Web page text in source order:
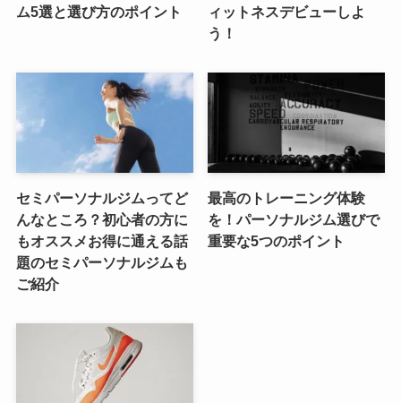
ム5選と選び方のポイント
ィットネスデビューしよ
う！
セミパーソナルジムってど
んなところ？初心者の方に
もオススメお得に通える話
題のセミパーソナルジムも
ご紹介
最高のトレーニング体験
を！パーソナルジム選びで
重要な5つのポイント